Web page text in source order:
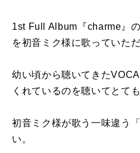
1st Full Album『charme』
を初音ミク様に歌っていた
幼い頃から聴いてきた
くれているのを聴いてとて
初音ミク様が歌う一味違う
い。